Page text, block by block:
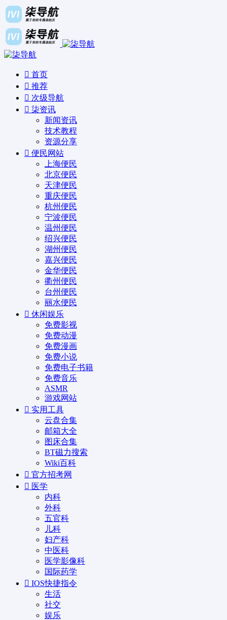
首页
推荐
次级导航
柒资讯
新闻资讯
技术教程
资源分享
便民网站
上海便民
北京便民
天津便民
重庆便民
杭州便民
宁波便民
温州便民
绍兴便民
湖州便民
嘉兴便民
金华便民
衢州便民
台州便民
丽水便民
休闲娱乐
免费影视
免费动漫
免费漫画
免费小说
免费电子书籍
免费音乐
ASMR
游戏网站
实用工具
云盘合集
邮箱大全
图床合集
BT磁力搜索
Wiki百科
官方招考网
医学
内科
外科
五官科
儿科
妇产科
中医科
医学影像科
国际药学
IOS快捷指令
生活
社交
娱乐